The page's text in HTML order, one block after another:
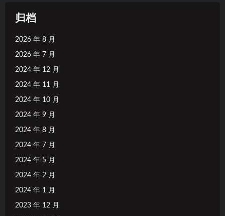
归档
2026 年 8 月
2026 年 7 月
2024 年 12 月
2024 年 11 月
2024 年 10 月
2024 年 9 月
2024 年 8 月
2024 年 7 月
2024 年 5 月
2024 年 2 月
2024 年 1 月
2023 年 12 月